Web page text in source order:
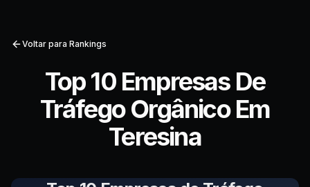
Voltar para Rankings
Top 10 Empresas De
Tráfego Orgânico Em
Teresina